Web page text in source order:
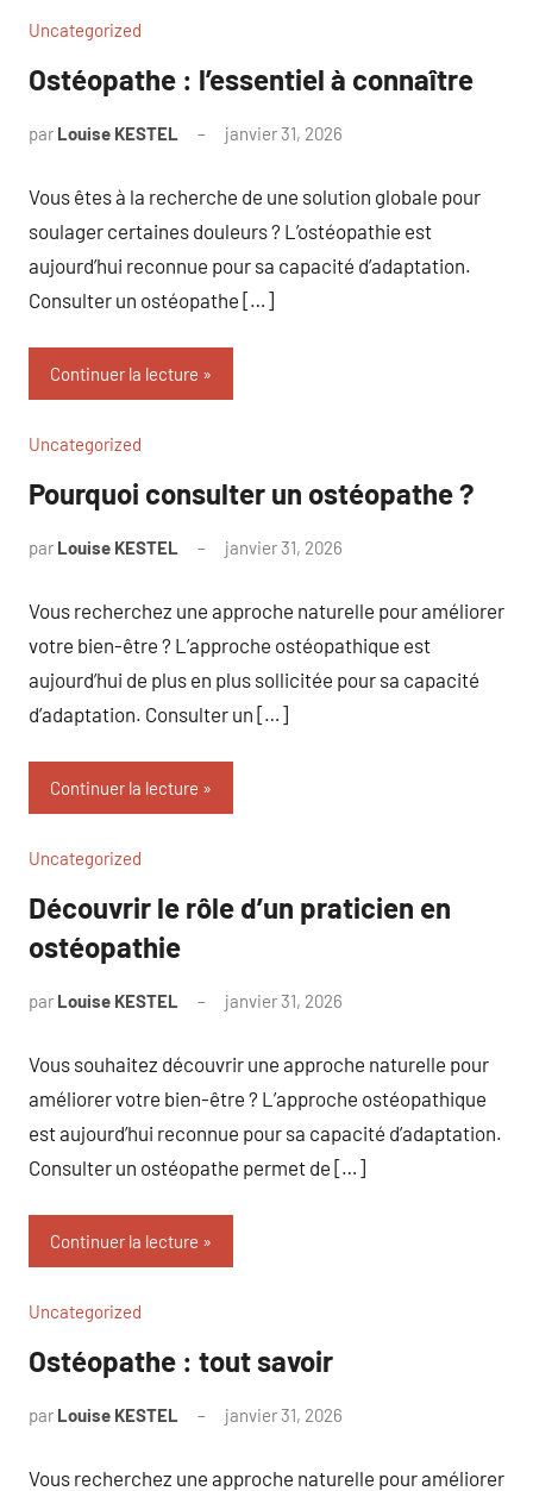
Uncategorized
Ostéopathe : l’essentiel à connaître
par Louise KESTEL janvier 31, 2026
Vous êtes à la recherche de une solution globale pour
soulager certaines douleurs ? L’ostéopathie est
aujourd’hui reconnue pour sa capacité d’adaptation.
Consulter un ostéopathe […]
Continuer la lecture
Uncategorized
Pourquoi consulter un ostéopathe ?
par Louise KESTEL janvier 31, 2026
Vous recherchez une approche naturelle pour améliorer
votre bien-être ? L’approche ostéopathique est
aujourd’hui de plus en plus sollicitée pour sa capacité
d’adaptation. Consulter un […]
Continuer la lecture
Uncategorized
Découvrir le rôle d’un praticien en
ostéopathie
par Louise KESTEL janvier 31, 2026
Vous souhaitez découvrir une approche naturelle pour
améliorer votre bien-être ? L’approche ostéopathique
est aujourd’hui reconnue pour sa capacité d’adaptation.
Consulter un ostéopathe permet de […]
Continuer la lecture
Uncategorized
Ostéopathe : tout savoir
par Louise KESTEL janvier 31, 2026
Vous recherchez une approche naturelle pour améliorer